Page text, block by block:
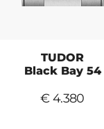
TUDOR
Black Bay 54
€ 4.380